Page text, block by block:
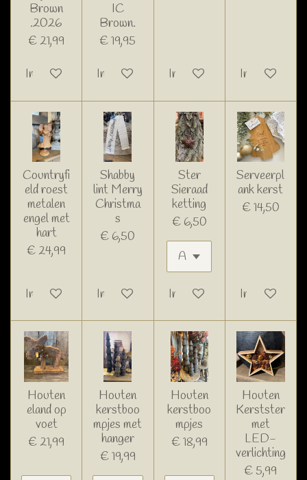
Brown
.2026
€ 21,99
In winkelwagen
IC
Brown.
€ 19,95
In winkelwagen In winkelwagen In
Countryfi
eld roest
metalen
engel met
hart
€ 24,99
In winkelwagen
Shabby
lint Merry
Christma
s
€ 6,50
In winkelwagen
Ster
Sieraad
ketting
€ 6,50
In winkelwagen
Serveerpl
ank kerst
€ 14,50
In
Houten
eland op
voet
€ 21,99
Houten
kerstboo
mpjes met
hanger
€ 19,99
Houten
kerstboo
mpjes
€ 18,99
Houten
Kerstster
met
LED-
verlichting
€ 5,99